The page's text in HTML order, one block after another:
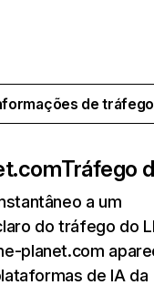
de
Tráfego
a um
do tráfego do
planet.com
de IA da